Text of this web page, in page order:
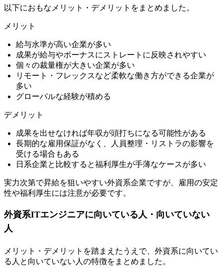
以下におもなメリット・デメリットをまとめました。
メリット
給与水準が高い企業が多い
成果が給与やボーナスにストレートに反映されやすい
個々の裁量権が大きい企業が多い
リモート・フレックスなど柔軟な働き方ができる企業が
多い
グローバルな経験が積める
デメリット
成果を出せなければ年収が頭打ちになる可能性がある
長期的な雇用保証がなく、人員整理・リストラの影響を
受ける場合もある
日系企業と比較すると福利厚生が手薄なケースが多い
実力次第で昇給を狙いやすい外資系企業ですが、
雇用の安定
性や福利厚生には注意が必要です。
外資系ITエンジニアに向いている人・向いていない
人
メリット・デメリットを踏まえたうえで、外資系に向いてい
る人と向いていない人の特徴をまとめました。